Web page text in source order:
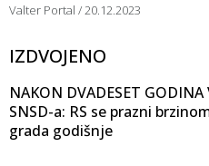
Valter Portal 20.12.2023
IZDVOJENO
NAKON DVADESET GODINA
SNSD-a: RS se prazni
grada godišnje